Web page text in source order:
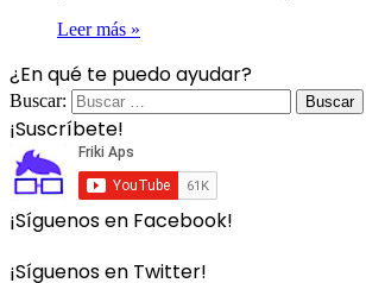
Leer más »
¿En qué te puedo ayudar?
Buscar:
¡Suscríbete!
¡Síguenos en Facebook!
¡Síguenos en Twitter!